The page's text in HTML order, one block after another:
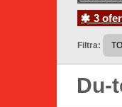
3
Filtra:
Du-